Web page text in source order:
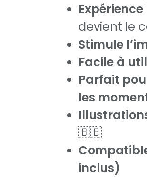
devient le
Stimule
Facile à
Parfait
les
🇧🇪
inclus)